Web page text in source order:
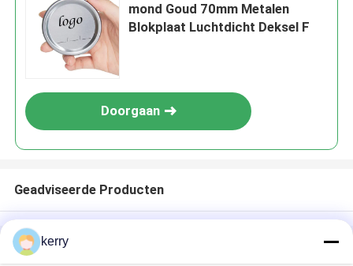
mond Goud 70mm Metalen
Blokplaat Luchtdicht Deksel F
Doorgaan
Geadviseerde Producten
Thuis
Sitemap
Privacybeleid
kerry